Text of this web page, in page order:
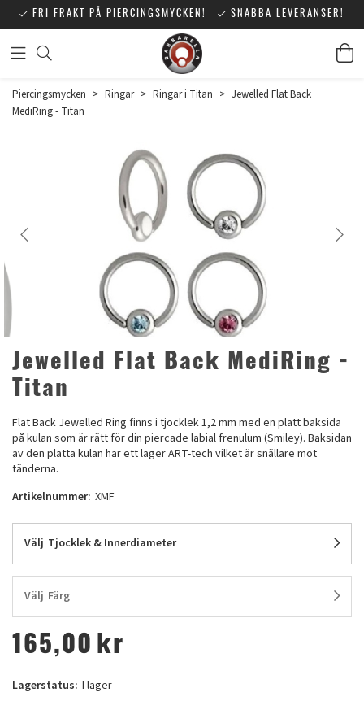
FRI FRAKT PÅ PIERCINGSMYCKEN! SNABBA LEVERANSER!
Piercingsmycken > Ringar > Ringar i Titan > Jewelled Flat Back
MediRing - Titan
Jewelled Flat Back MediRing -
Titan
Flat Back Jewelled Ring finns i tjocklek 1,2 mm med en platt baksida
på kulan som är rätt för din piercade labial frenulum (Smiley). Baksidan
av den platta kulan har ett lager ART-tech vilket är snällare mot
tänderna.
Artikelnummer: XMF
Välj Tjocklek & Innerdiameter
Välj Färg
165,00 kr
Lagerstatus: I lager